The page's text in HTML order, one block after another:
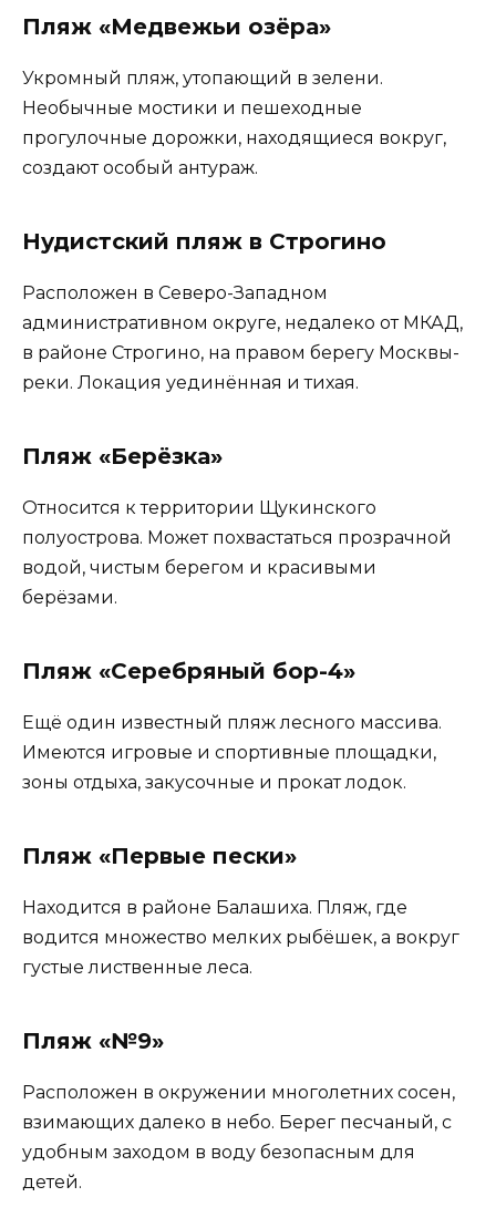
Пляж «Медвежьи озёра»
Укромный пляж, утопающий в зелени.
Необычные мостики и пешеходные
прогулочные дорожки, находящиеся вокруг,
создают особый антураж.
Нудистский пляж в Строгино
Расположен в Северо-Западном
административном округе, недалеко от МКАД,
в районе Строгино, на правом берегу Москвы-
реки. Локация уединённая и тихая.
Пляж «Берёзка»
Относится к территории Щукинского
полуострова. Может похвастаться прозрачной
водой, чистым берегом и красивыми
берёзами.
Пляж «Серебряный бор-4»
Ещё один известный пляж лесного массива.
Имеются игровые и спортивные площадки,
зоны отдыха, закусочные и прокат лодок.
Пляж «Первые пески»
Находится в районе Балашиха. Пляж, где
водится множество мелких рыбёшек, а вокруг
густые лиственные леса.
Пляж «№9»
Расположен в окружении многолетних сосен,
взимающих далеко в небо. Берег песчаный, с
удобным заходом в воду безопасным для
детей.